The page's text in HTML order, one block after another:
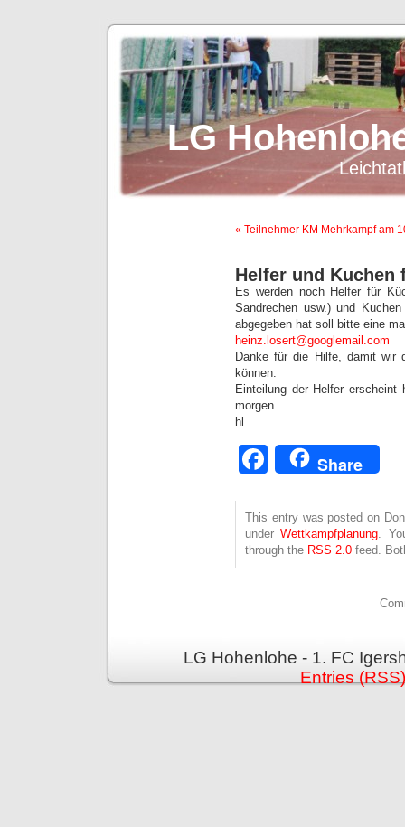
LG
« Teilnehmer KM Mehrkampf am
Helfer und Kuchen
Es werden noch Helfer für
Sandrechen usw.) und
abgegeben hat soll bitte eine
heinz.losert@googlemail.com
Danke für die Hilfe, damit wir
können.
Einteilung der Helfer erscheint
morgen.
hl
Facebook
Share
This entry was posted on
underWettkampfplanung.
through the RSS 2.0 feed.
LG Hohenlohe - 1. FC
Entries (RSS)